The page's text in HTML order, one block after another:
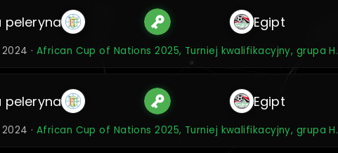
peleryna Egipt
· African Cup of Nations 2025, Turniej kwalifikacyjny, grupa H.
peleryna Egipt
· African Cup of Nations 2025, Turniej kwalifikacyjny, grupa H.